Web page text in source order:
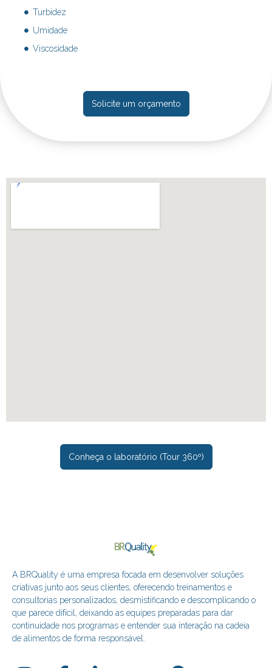
Turbidez
Umidade
Viscosidade
Solicite um orçamento
Conheça o laboratório (Tour 360º)
A BRQuality é uma empresa focada em desenvolver soluções
criativas junto aos seus clientes, oferecendo treinamentos e
consultorias personalizados, desmistificando e descomplicando o
que parece difícil, deixando as equipes preparadas para dar
continuidade nos programas e entender sua interação na cadeia
de alimentos de forma responsável.